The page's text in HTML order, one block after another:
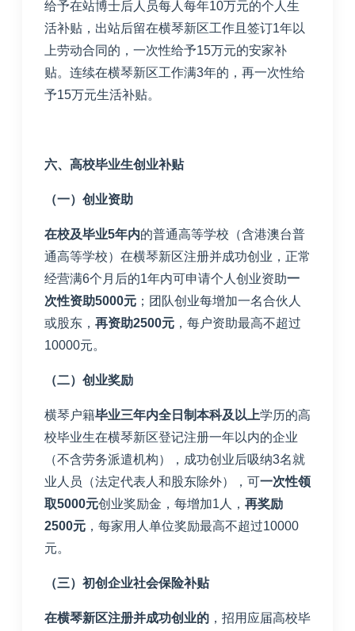
给予在站博士后人员每人每年10万元的个人生
活补贴，出站后留在横琴新区工作且签订1年以
上劳动合同的，一次性给予15万元的安家补
贴。连续在横琴新区工作满3年的，再一次性给
予15万元生活补贴。
六、高校毕业生创业补贴
（一）创业资助
在校及毕业5年内的普通高等学校（含港澳台普
通高等学校）在横琴新区注册并成功创业，正常
经营满6个月后的1年内可申请个人创业资助一
次性资助5000元 ；团队创业每增加一名合伙人
或股东， 再资助2500元 ，每户资助最高不超过
10000元。
（二）创业奖励
横琴户籍毕业三年内全日制本科及以上学历的高
校毕业生在横琴新区登记注册一年以内的企业
（不含劳务派遣机构），成功创业后吸纳3名就
业人员（法定代表人和股东除外），可一次性领
取5000元创业奖励金，每增加1 人， 再奖励
2500元 ，每家用人单位奖励最高不超过10000
元。
（三）初创企业社会保险补贴
在横琴新区注册并成功创业的 ，招用应届高校毕